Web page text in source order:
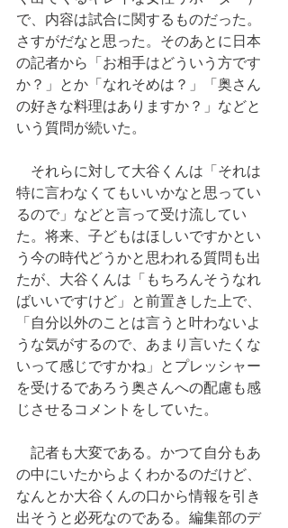
で、内容は試合に関するものだった。
さすがだなと思った。そのあとに日本
の記者から「お相手はどういう方です
か？」とか「なれそめは？」「奥さん
の好きな料理はありますか？」などと
いう質問が続いた。
それらに対して大谷くんは「それは
特に言わなくてもいいかなと思ってい
るので」などと言って受け流してい
た。将来、子どもはほしいですかとい
う今の時代どうかと思われる質問も出
たが、大谷くんは「もちろんそうなれ
ばいいですけど」と前置きした上で、
「自分以外のことは言うと叶わないよ
うな気がするので、あまり言いたくな
いって感じですかね」とプレッシャー
を受けるであろう奥さんへの配慮も感
じさせるコメントをしていた。
記者も大変である。かつて自分もあ
の中にいたからよくわかるのだけど、
なんとか大谷くんの口から情報を引き
出そうと必死なのである。編集部のデ